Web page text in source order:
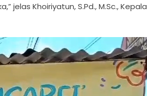
jelas Khoiriyatun, S.Pd., M.Sc., Kepala